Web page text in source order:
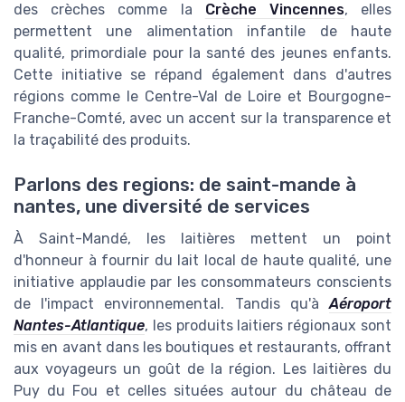
des crèches comme la Crèche Vincennes, elles
permettent une alimentation infantile de haute
qualité, primordiale pour la santé des jeunes enfants.
Cette initiative se répand également dans d'autres
régions comme le Centre-Val de Loire et Bourgogne-
Franche-Comté, avec un accent sur la transparence et
la traçabilité des produits.
Parlons des regions: de saint-mande à
nantes, une diversité de services
À Saint-Mandé, les laitières mettent un point
d'honneur à fournir du lait local de haute qualité, une
initiative applaudie par les consommateurs conscients
de l'impact environnemental. Tandis qu'àAéroport
Nantes-Atlantique, les produits laitiers régionaux sont
mis en avant dans les boutiques et restaurants, offrant
aux voyageurs un goût de la région. Les laitières du
Puy du Fou et celles situées autour du château de